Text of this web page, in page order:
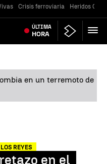
Crisis ferroviaria Heridos
ÚLTIMA
HORA
en un terremoto de
REYES
en el